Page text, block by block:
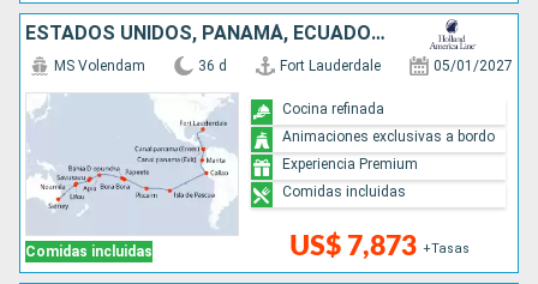
ESTADOS UNIDOS, PANAMÁ, ECUADOR, PERÚ, CHILE, REINO UNIDO, FRANCIA, SAMOA, FIDJI (ISLAS), NUEVA CALEDONIA, AUSTRALIA
Comidas incluidas
MS Volendam 36 d Fort Lauderdale 05/01/2027
US$ 7,873 +Tasas
Cocina refinada
Animaciones exclusivas a bordo
Experiencia Premium
Comidas incluidas